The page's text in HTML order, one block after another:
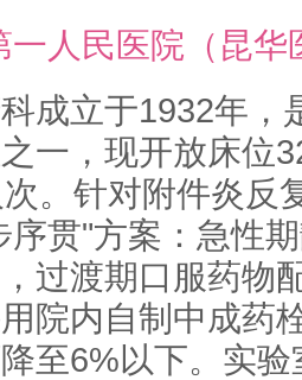
一人民医院（昆华
成立于1932年，
一，现开放床位
。针对附件炎反
序贯"方案：急性
过渡期口服药物
院内自制中成药
至6%以下。实